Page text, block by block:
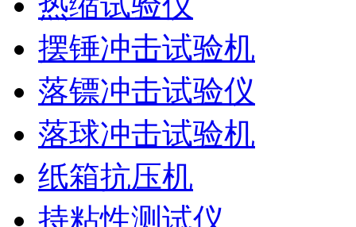
摆锤冲击试验机
落镖冲击试验仪
落球冲击试验机
纸箱抗压机
持粘性测试仪